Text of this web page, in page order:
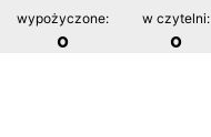
wypożyczone:
0
w czytelni:
0